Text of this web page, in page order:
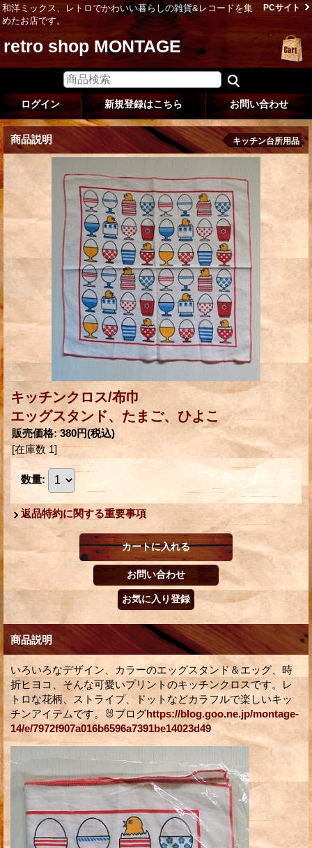
和洋ミックス、レトロでかわいい暮らしの雑貨&レコードを集
めたお店です。
PCサイト
retro shop MONTAGE
ログイン 新規登録はこちら お問い合わせ
商品説明 キッチン台所用品
キッチンクロス/布巾
エッグスタンド、たまご、ひよこ
販売価格: 380円(税込)
[在庫数 1]
数量:
返品特約に関する重要事項
商品説明
いろいろなデザイン、カラーのエッグスタンド＆エッグ、時
折ヒヨコ、そんな可愛いプリントのキッチンクロスです。レ
トロな花柄、ストライプ、ドットなどカラフルで楽しいキッ
チンアイテムです。🐰ブログhttps://blog.goo.ne.jp/montage-
14/e/7972f907a016b6596a7391be14023d49